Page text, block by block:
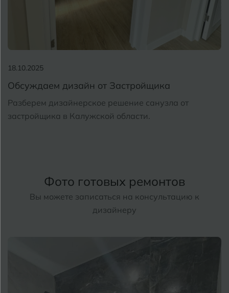
18.10.2025
Обсуждаем дизайн от Застройщика
Разберем дизайнерское решение санузла от
застройщика в Калужской области.
Фото готовых ремонтов
Вы можете записаться на консультацию к
дизайнеру